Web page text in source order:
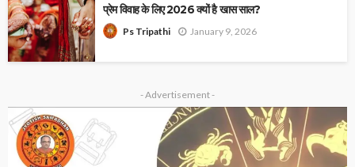
प्रेम विवाह के लिए 2026 क्यों है खास साल?
Ps Tripathi January 9, 2026
- Advertisement -